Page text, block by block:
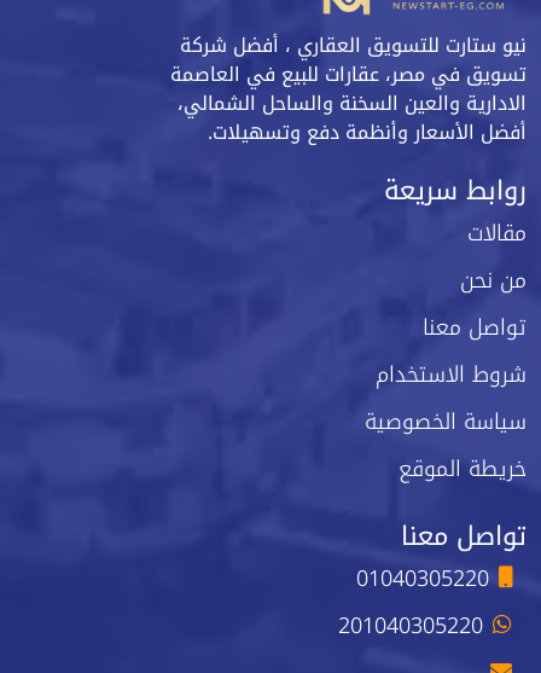
نيو ستارت للتسويق العقاري ، أفضل شركة
تسويق في مصر، عقارات للبيع في العاصمة
الادارية والعين السخنة والساحل الشمالي،
أفضل الأسعار وأنظمة دفع وتسهيلات.
روابط سريعة
مقالات
من نحن
تواصل معنا
شروط الاستخدام
سياسة الخصوصية
خريطة الموقع
تواصل معنا
01040305220
201040305220